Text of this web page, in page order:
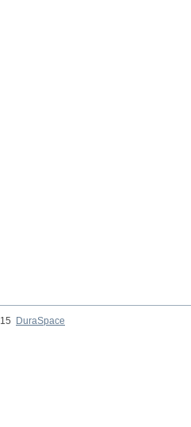
DuraSpace